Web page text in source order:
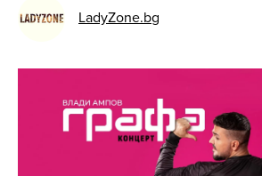
LadyZone.bg